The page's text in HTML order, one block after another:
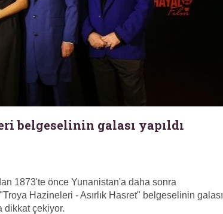
belgeselinin galası yapıldı
1873'te önce Yunanistan'a daha sonra
Hazineleri - Asırlık Hasret" belgeselinin galası
dikkat çekiyor.